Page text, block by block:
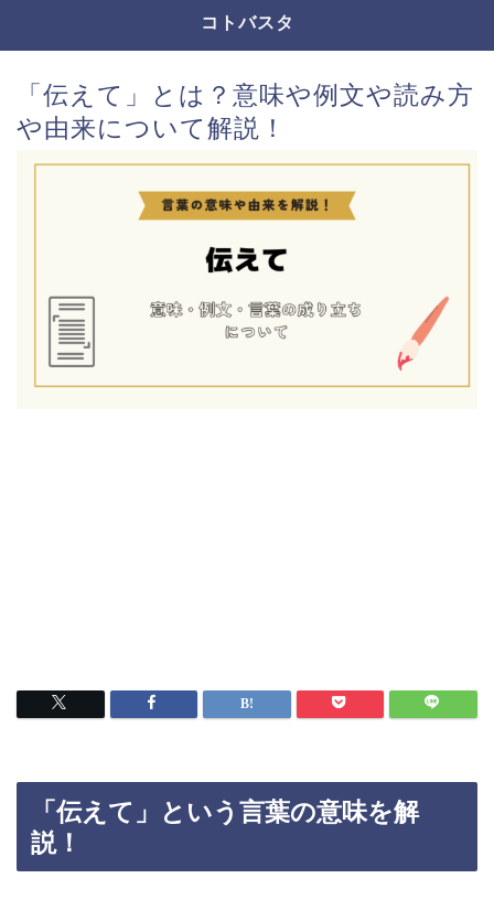
コトバスタ
「伝えて」とは？意味や例文や読み方
や由来について解説！
「伝えて」という言葉の意味を解
説！